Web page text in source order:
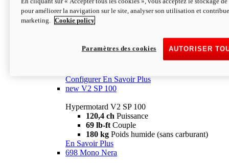
Configurer En Savoir Plus
newV2 SP
69 lb-ftCouple
Poids humide (sans carburant)
Configurer En Savoir Plus
new V2 SP 100
Hypermotard V2 SP 100
120,4 ch Puissance
69 lb-ft Couple
180 kg Poids humide (sans carburant)
En Savoir Plus
698 Mono Nera
pour améliorer la navigation sur le site, analyser son utilisation et
marketing.
Cookie policy
AUTORISER
Paramètres des cookies